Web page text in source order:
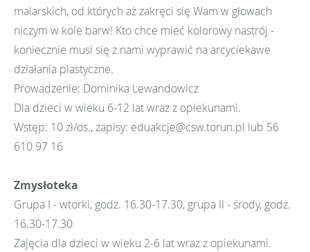
malarskich, od których aż zakręci się Wam w głowach
niczym w kole barw! Kto chce mieć kolorowy nastrój -
koniecznie musi się z nami wyprawić na arcyciekawe
działania plastyczne.
Prowadzenie: Dominika Lewandowicz
Dla dzieci w wieku 6-12 lat wraz z opiekunami.
Wstęp: 10 zł/os., zapisy: eduakcje@csw.torun.pl lub 56
610 97 16
Zmysłoteka
Grupa I - wtorki, godz. 16.30-17.30, grupa II - środy, godz.
16.30-17.30
Zajęcia dla dzieci w wieku 2-6 lat wraz z opiekunami.